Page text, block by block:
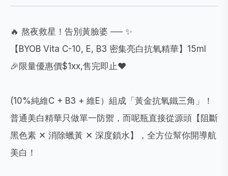
🔥 熬夜救星！告別黃臉婆 ── ✨
【BYOB Vita C-10, E, B3 密集亮白抗氧精華】15ml
🎉限量優惠價$1xx,售完即止❤️
(10%純維C + B3 + 維E）組成「黃金抗氧鐵三角」！
普通美白精華只做單一防禦，而呢瓶直接從源頭【阻斷
黑色素 ✕ 消除蠟黃 ✕ 深度鎖水】，全方位幫你開導航
美白！